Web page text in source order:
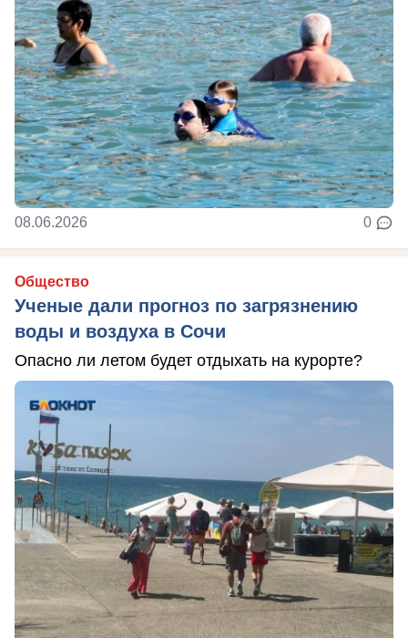
08.06.2026 0
Общество
Ученые дали прогноз по загрязнению
воды и воздуха в Сочи
Опасно ли летом будет отдыхать на курорте?